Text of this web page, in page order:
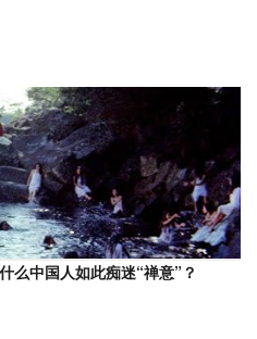
么中国人如此痴迷“禅意”？